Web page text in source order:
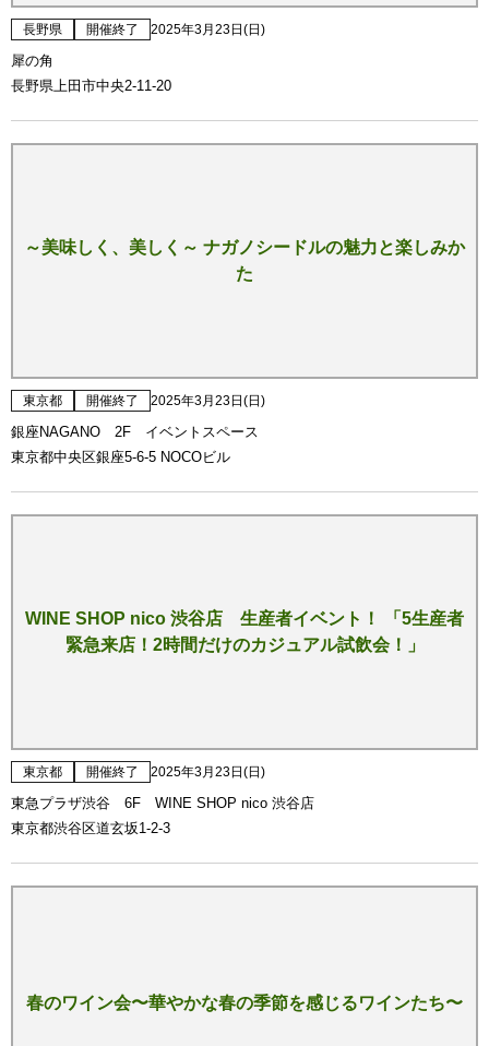
長野県 開催終了 2025年3月23日(日)
犀の角
長野県上田市中央2-11-20
～美味しく、美しく～ ナガノシードルの魅力と楽しみか
た
東京都 開催終了 2025年3月23日(日)
銀座NAGANO 2F イベントスペース
東京都中央区銀座5-6-5 NOCOビル
WINE SHOP nico 渋谷店 生産者イベント！ 「5生産者
緊急来店！2時間だけのカジュアル試飲会！」
東京都 開催終了 2025年3月23日(日)
東急プラザ渋谷 6F WINE SHOP nico 渋谷店
東京都渋谷区道玄坂1-2-3
春のワイン会〜華やかな春の季節を感じるワインたち〜